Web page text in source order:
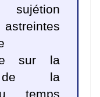
sujétion
sur la
de la
temps